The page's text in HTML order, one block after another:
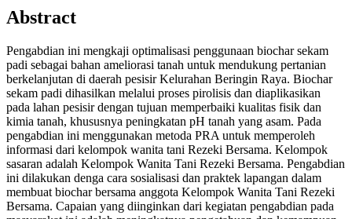
Abstract
Pengabdian ini mengkaji optimalisasi penggunaan biochar sekam
padi sebagai bahan ameliorasi tanah untuk mendukung pertanian
berkelanjutan di daerah pesisir Kelurahan Beringin Raya. Biochar
sekam padi dihasilkan melalui proses pirolisis dan diaplikasikan
pada lahan pesisir dengan tujuan memperbaiki kualitas fisik dan
kimia tanah, khususnya peningkatan pH tanah yang asam. Pada
pengabdian ini menggunakan metoda PRA untuk memperoleh
informasi dari kelompok wanita tani Rezeki Bersama. Kelompok
sasaran adalah Kelompok Wanita Tani Rezeki Bersama. Pengabdian
ini dilakukan denga cara sosialisasi dan praktek lapangan dalam
membuat biochar bersama anggota Kelompok Wanita Tani Rezeki
Bersama. Capaian yang diinginkan dari kegiatan pengabdian pada